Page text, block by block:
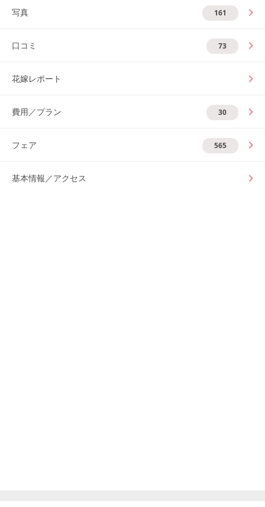
写真 161
口コミ 73
花嫁レポート
費用／プラン 30
フェア 565
基本情報／アクセス